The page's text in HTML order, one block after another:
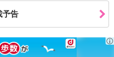
(オーストラリア産)､バター､はち
､植物油脂､ココアパウダー､カ
､香料､（一部に乳成分・大豆を
予告